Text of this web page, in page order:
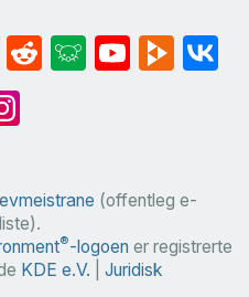
(offentleg e-
®-logoen er registrerte
KDE e.V. Juridisk